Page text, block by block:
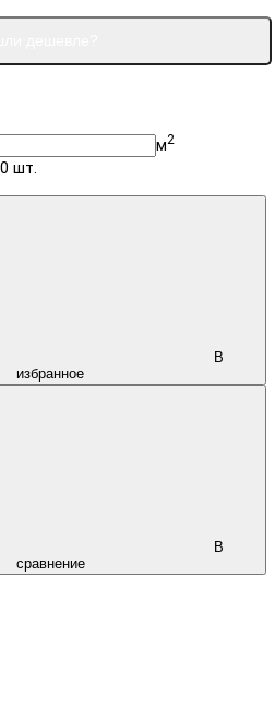
м2
0 шт.
В
избранное
В
сравнение